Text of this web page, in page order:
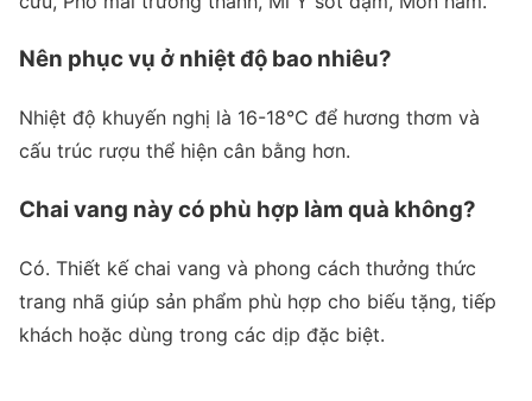
Nên phục vụ ở nhiệt độ bao nhiêu?
Nhiệt độ khuyến nghị là 16-18°C để hương thơm và
cấu trúc rượu thể hiện cân bằng hơn.
Chai vang này có phù hợp làm quà không?
Có. Thiết kế chai vang và phong cách thưởng thức
trang nhã giúp sản phẩm phù hợp cho biếu tặng, tiếp
khách hoặc dùng trong các dịp đặc biệt.